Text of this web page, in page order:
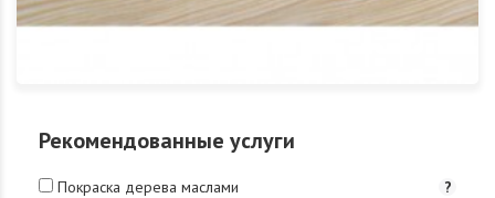
Рекомендованные услуги
Покраска дерева маслами
?